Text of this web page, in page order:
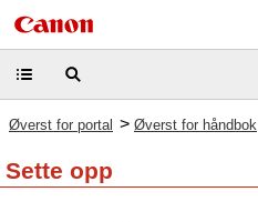
Øverst for portal > Øverst for håndbok
Sette opp